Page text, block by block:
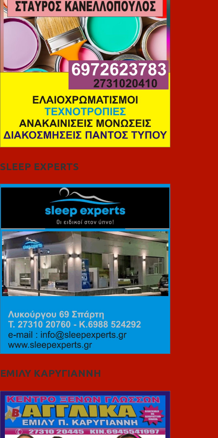
SLEEP EXPERTS
ΕΜΙΛΥ ΚΑΡΥΓΙΑΝΝΗ